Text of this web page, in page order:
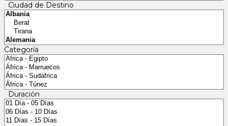
Ciudad de Destino
Categoría
Duración